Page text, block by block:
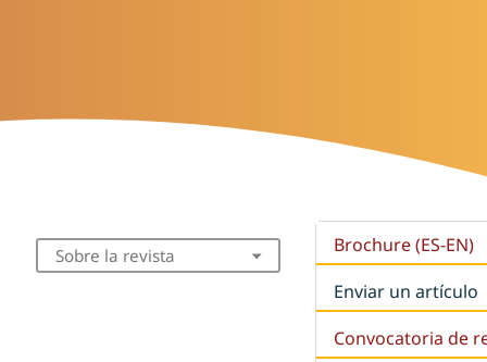
Sobre la revista
Brochure (ES-EN)
Enviar un artículo
Convocatoria de